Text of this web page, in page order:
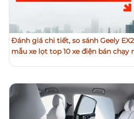
Đánh giá chi tiết, so sánh Geely
mẫu xe lọt top 10 xe điện bán chạy